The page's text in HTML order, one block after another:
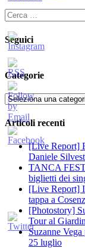
Ricerca
per:
Seguici
Categorie
Categorie
Articoli recenti
[Live Report]
Daniele
TANCA FEST
biglietti dei
[Live Report]
tappa a
[Photostory]
Tour al
Suzanne
25 luglio